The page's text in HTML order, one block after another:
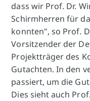
dass wir Prof. Dr.
Schirmherren für
konnten", so Prof.
Vorsitzender der
Projektträger des
Gutachten. In den
passiert, um die
Dies sieht auch